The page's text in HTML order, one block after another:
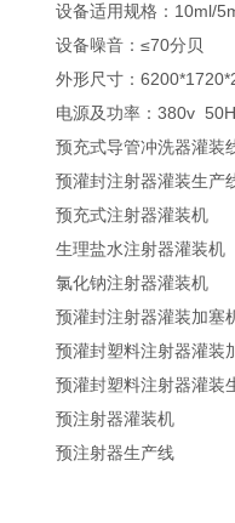
设备适用规格：10ml/
设备噪音：≤70分贝
外形尺寸：
电源及功率：380v
预充式导管冲洗器灌装
预灌封注射器灌装生产
预充式注射器灌装机
生理盐水注射器灌装机
氯化钠注射器灌装机
预灌封注射器灌装加塞
预灌封塑料注射器灌装
预灌封塑料注射器灌装
预注射器灌装机
预注射器生产线